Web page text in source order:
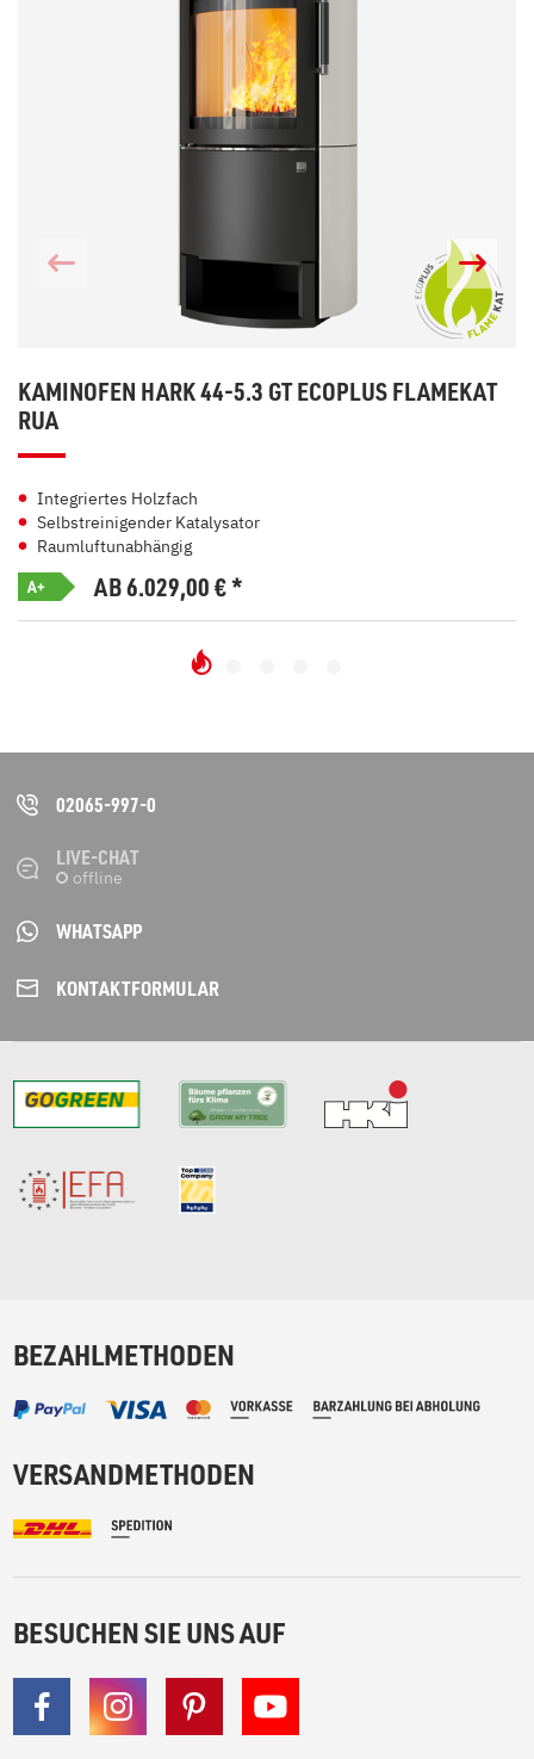
KAMINOFEN HARK 44-5.3 GT ECOPLUS FLAMEKAT
RUA
Integriertes Holzfach
Selbstreinigender Katalysator
Raumluftunabhängig
A+ AB 6.029,00€*
02065-997-0
LIVE-CHAT
WHATSAPP
KONTAKT­FORMULAR
BEZAHLMETHODEN
VERSANDMETHODEN
BESUCHEN SIE UNS AUF